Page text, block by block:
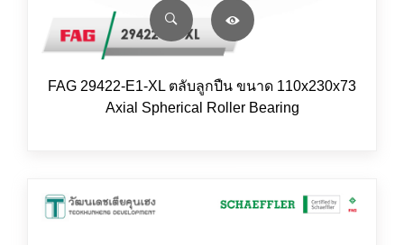
FAG 29422-E1-XL ตลับลูกปืน ขนาด 110x230x73
Axial Spherical Roller Bearing